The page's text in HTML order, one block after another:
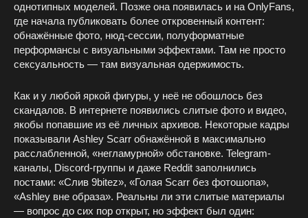
однотипных моделей. Позже она появилась и на OnlyFans,
где начала публиковать более откровенный контент:
обнажённые фото, нюд-сессии, полуформатные
перформансы с визуальными эффектами. Там не просто
сексуальность — там визуальная одержимость.
Как и у любой яркой фигуры, у неё не обошлось без
скандалов. В интернете появились слитые фото и видео,
якобы попавшие из её личных архивов. Некоторые кадры
показывали Ashley Scarr обнажённой в максимально
расслабленной, «негламурной» обстановке. Telegram-
каналы, Discord-группы и даже Reddit заполнились
постами: «Слив 9bitez», «Голая Scarr без фотошопа»,
«Ashley вне образа». Реальны ли эти слитые материалы
— вопрос до сих пор открыт, но эффект был один: